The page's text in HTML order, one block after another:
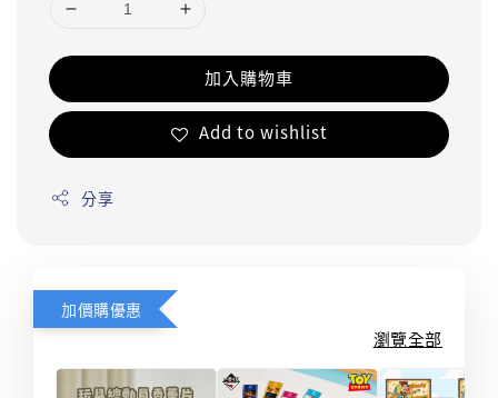
加入購物車
Add to wishlist
分享
加價購優惠
瀏覽全部